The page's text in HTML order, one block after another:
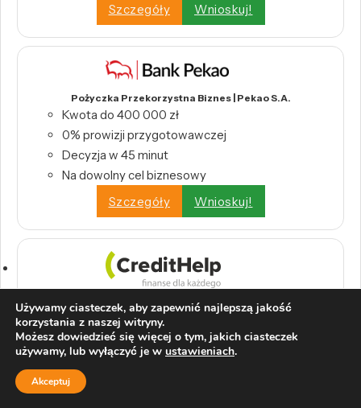
Szczegóły
Wnioskuj!
Pożyczka Przekorzystna Biznes | Pekao S.A.
Kwota do 400 000 zł
0% prowizji przygotowawczej
Decyzja w 45 minut
Na dowolny cel biznesowy
Szczegóły
Wnioskuj!
Konsolidacja kredytów i pożyczek | CreditHelp
Połącz wszystkie swoje kredyty w jedną,
wygodną ratę.
bankowych.
Używamy ciasteczek, aby zapewnić najlepszą jakość
korzystania z naszej witryny.
Możesz dowiedzieć się więcej o tym, jakich ciasteczek
używamy, lub wyłączyć je w ustawieniach.
Akceptuj